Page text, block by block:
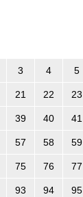
3 4 5
21 22 23
39 40 41
57 58 59
75 76 77
93 94 95